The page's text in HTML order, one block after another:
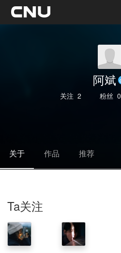
阿斌
关注 2 粉丝 0
关于 作品 推荐
Ta关注